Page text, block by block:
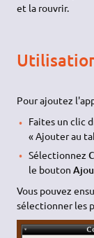
et la rouvrir.
Pour ajoutez
Faites un clic
« Ajouter au
Sélectionnez
le bouton
Vous pouvez
sélectionner les